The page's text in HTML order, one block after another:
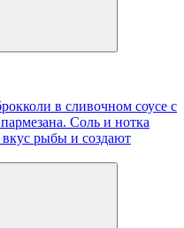
в сливочном соусе с
Соль и нотка
рыбы и создают